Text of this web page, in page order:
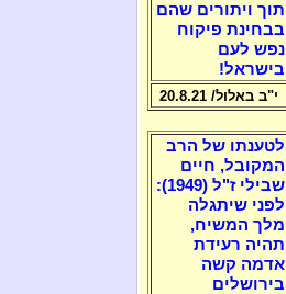
תוך ויתורים שהם
בבחינת פיקוח
נפש לעם
בישראל!
י"ב באלול/ 20.8.21
לטענתו של הרב
המקובל, חיים
שבילי ז"ל (1949):
לפני שיתגלה
מלך המשיח,
תהיה רעידת
אדמה קשה
בירושלים